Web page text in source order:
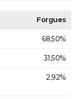
Forgues
68,50%
31,50%
2,92%